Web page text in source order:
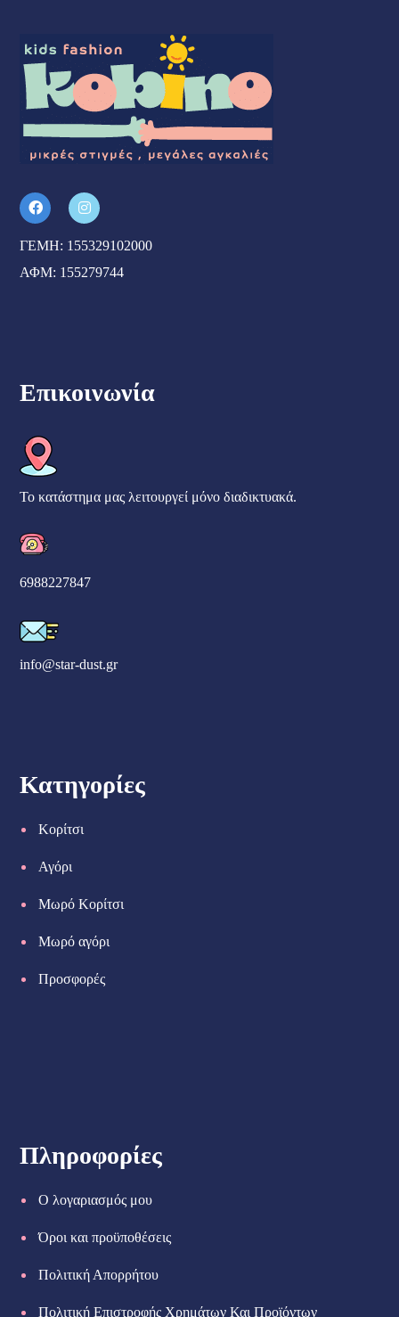
ΓΕΜΗ: 155329102000
ΑΦΜ: 155279744
Επικοινωνία
Το κατάστημα μας λειτουργεί μόνο διαδικτυακά.
6988227847
info@star-dust.gr
Κατηγορίες
Κορίτσι
Αγόρι
Μωρό Κορίτσι
Μωρό αγόρι
Προσφορές
Πληροφορίες
Ο λογαριασμός μου
Όροι και προϋποθέσεις
Πολιτική Απορρήτου
Πολιτική Επιστροφής Χρημάτων Και Προϊόντων